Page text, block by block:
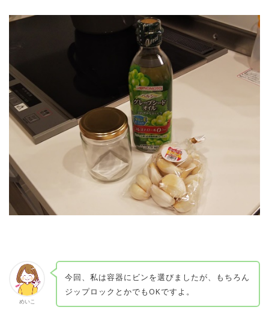
めいこ
今回、私は容器にビンを選びましたが、もちろん
ジップロックとかでもOKですよ。